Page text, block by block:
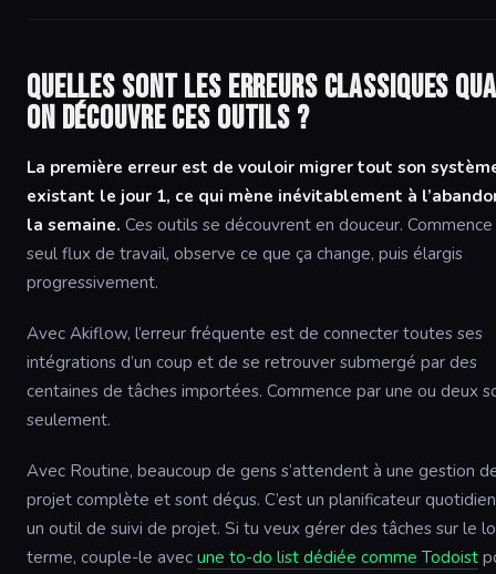
Quelles sont les erreurs classiques
on découvre ces outils ?
La première erreur est de vouloir migrer tout son
existant le jour 1, ce qui mène inévitablement à
la semaine. Ces outils se découvrent en douceur.
seul flux de travail, observe ce que ça change, puis élargis
progressivement.
Avec Akiflow, l’erreur fréquente est de connecter toutes ses
intégrations d’un coup et de se retrouver submergé par des
centaines de tâches importées. Commence par une ou deux
seulement.
Avec Routine, beaucoup de gens s’attendent à une gestion
projet complète et sont déçus. C’est un planificateur
un outil de suivi de projet. Si tu veux gérer des tâches sur le
terme, couple-le avec une to-do list dédiée comme Todoist